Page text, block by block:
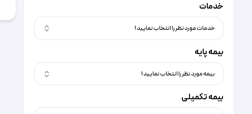
خدمات
خدمات مورد نظر را انتخاب نمایید !
بیمه پایه
بیمه مورد نظر را انتخاب نمایید !
بیمه تکمیلی